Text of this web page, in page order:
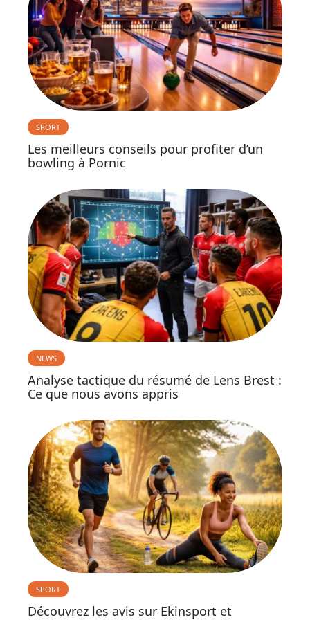
SPORT
Les meilleurs conseils pour profiter d’un
bowling à Pornic
NEWS
Analyse tactique du résumé de Lens Brest :
Ce que nous avons appris
SPORT
Découvrez les avis sur Ekinsport et